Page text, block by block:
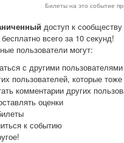
Билеты на это событие
доступ к
бесплатно всего за 10 секунд!
пользователи могут:
с другими пользователями
пользователей, которые
комментарии других
оценки
к событию